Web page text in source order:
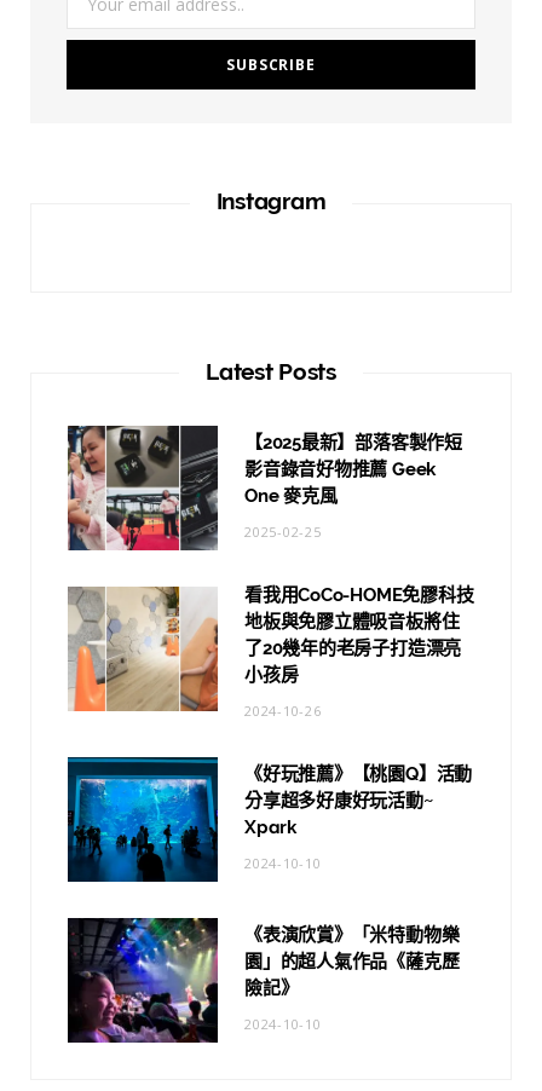
Instagram
Latest Posts
【2025最新】部落客製作短
影音錄音好物推薦 Geek
One 麥克風
2025-02-25
看我用CoCo-HOME免膠科技
地板與免膠立體吸音板將住
了20幾年的老房子打造漂亮
小孩房
2024-10-26
《好玩推薦》【桃園Q】活動
分享超多好康好玩活動~
Xpark
2024-10-10
《表演欣賞》「米特動物樂
園」的超人氣作品《薩克歷
險記》
2024-10-10